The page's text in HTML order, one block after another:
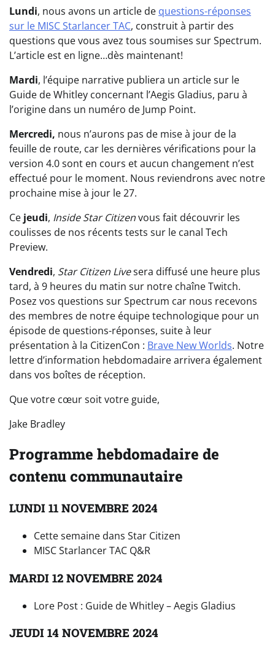
Lundi, nous avons un article de questions-réponses
sur le MISC Starlancer TAC, construit à partir des
questions que vous avez tous soumises sur Spectrum.
L’article est en ligne…dès maintenant!
Mardi, l’équipe narrative publiera un article sur le
Guide de Whitley concernant l’Aegis Gladius, paru à
l’origine dans un numéro de Jump Point.
Mercredi, nous n’aurons pas de mise à jour de la
feuille de route, car les dernières vérifications pour la
version 4.0 sont en cours et aucun changement n’est
effectué pour le moment. Nous reviendrons avec notre
prochaine mise à jour le 27.
Ce jeudi, Inside Star Citizenvous fait découvrir les
coulisses de nos récents tests sur le canal Tech
Preview.
Vendredi, Star Citizen Livesera diffusé une heure plus
tard, à 9 heures du matin sur notre chaîne Twitch.
Posez vos questions sur Spectrum car nous recevons
des membres de notre équipe technologique pour un
épisode de questions-réponses, suite à leur
présentation à la CitizenCon : Brave New Worlds. Notre
lettre d’information hebdomadaire arrivera également
dans vos boîtes de réception.
Que votre cœur soit votre guide,
Jake Bradley
Programme hebdomadaire de
contenu communautaire
LUNDI 11 NOVEMBRE 2024
Cette semaine dans Star Citizen
MISC Starlancer TAC Q&R
MARDI 12 NOVEMBRE 2024
Lore Post : Guide de Whitley – Aegis Gladius
JEUDI 14 NOVEMBRE 2024